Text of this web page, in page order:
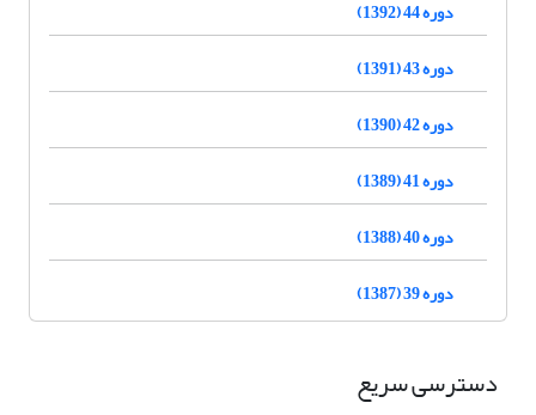
دوره 44 (1392)
دوره 43 (1391)
دوره 42 (1390)
دوره 41 (1389)
دوره 40 (1388)
دوره 39 (1387)
دسترسی سریع